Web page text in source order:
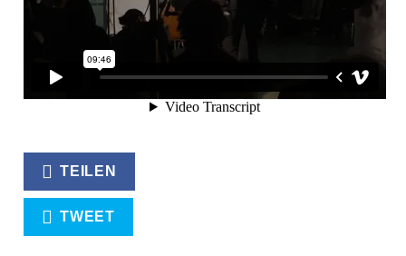
ARCHITEKTUR BRAUNSCHWEIG
NEUANFANG
TEILEN
TWEET